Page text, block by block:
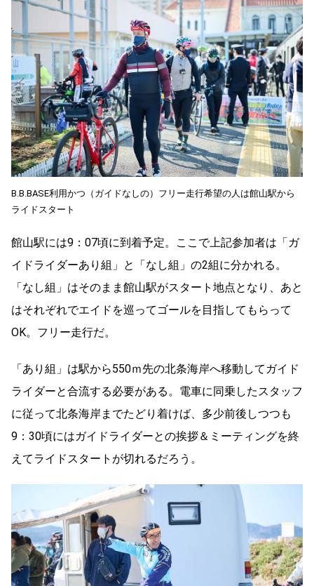
B.B.BASE利用かつ（ガイドなしの）フリー走行希望の人は館山駅から
ライドスタート
館山駅には9：07頃に到着予定。ここで上記参加者は「ガ
イドライダーあり組」と「なし組」の2組に分かれる。
「なし組」はそのまま館山駅がスタート地点となり、あと
はそれぞれでエイドを巡ってゴールを目指してもらって
OK。フリー走行だ。
「あり組」は駅から550ｍ先の北条海岸へ移動してガイド
ライダーと合流する必要がある。電車に同乗したスタッフ
に従って北条海岸までたどり着けば、多少前後しつつも
9：30頃にはガイドライダーとの挨拶＆ミーティングを終
えてライドスタートが切れるだろう。